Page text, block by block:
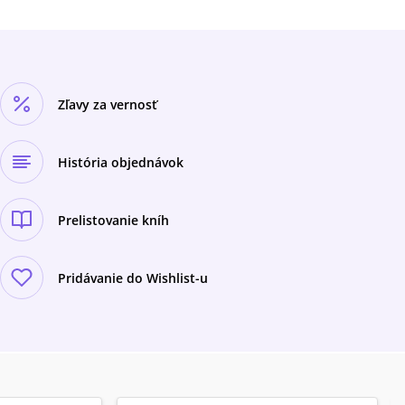
Zľavy za vernosť
História objednávok
Prelistovanie kníh
Pridávanie do Wishlist-u